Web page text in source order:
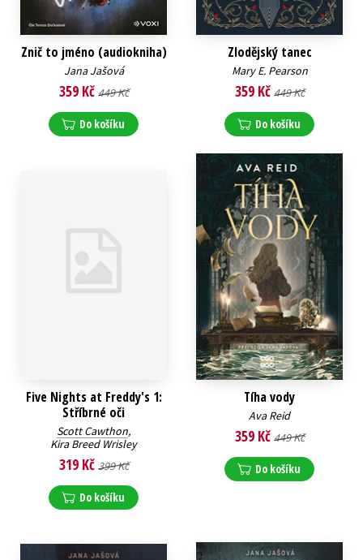
Znič to jméno (audiokniha)
Jana Jašová
359 Kč 449 Kč
Do košíku
Zlodějský tanec
Mary E. Pearson
359 Kč 449 Kč
Do košíku
Five Nights at Freddy's 1:
Stříbrné oči
Scott Cawthon,
Kira Breed Wrisley
319 Kč 399 Kč
Do košíku
Tíha vody
Ava Reid
359 Kč 449 Kč
Do košíku